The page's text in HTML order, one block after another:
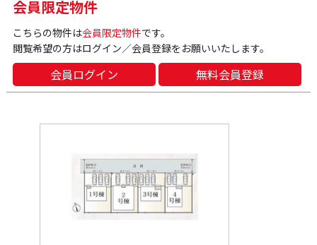
会員限定物件
こちらの物件は会員限定物件です。
閲覧希望の方はログイン／会員登録をお願いいたします。
会員ログイン 無料会員登録